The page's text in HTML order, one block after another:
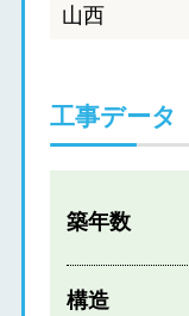
山西
工事データ
築年数
構造